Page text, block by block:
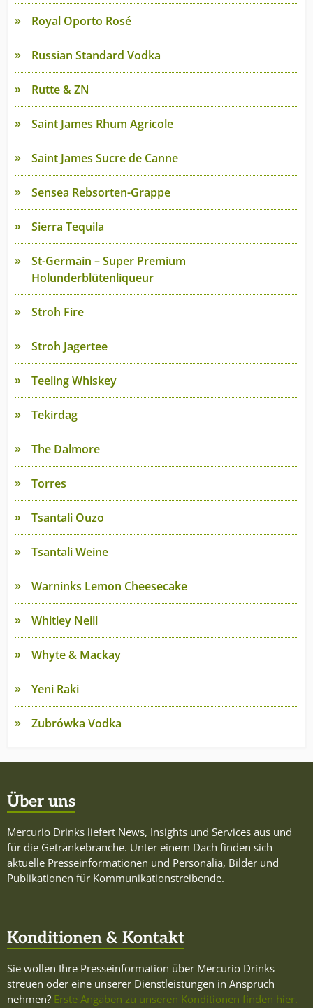
Royal Oporto Rosé
Russian Standard Vodka
Rutte & ZN
Saint James Rhum Agricole
Saint James Sucre de Canne
Sensea Rebsorten-Grappe
Sierra Tequila
St-Germain – Super Premium
Holunderblütenliqueur
Stroh Fire
Stroh Jagertee
Teeling Whiskey
Tekirdag
The Dalmore
Torres
Tsantali Ouzo
Tsantali Weine
Warninks Lemon Cheesecake
Whitley Neill
Whyte & Mackay
Yeni Raki
Zubrówka Vodka
Über uns
Mercurio Drinks liefert News, Insights und Services aus und
für die Getränkebranche. Unter einem Dach finden sich
aktuelle Presseinformationen und Personalia, Bilder und
Publikationen für Kommunikationstreibende.
Konditionen & Kontakt
Sie wollen Ihre Presseinformation über Mercurio Drinks
streuen oder eine unserer Dienstleistungen in Anspruch
nehmen? Erste Angaben zu unseren Konditionen finden hier.